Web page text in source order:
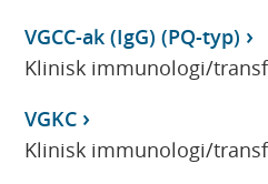
VGCC-ak (IgG) (PQ-typ)
Klinisk immunologi/
VGKC
Klinisk immunologi/